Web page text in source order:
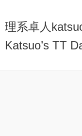
理系卓人
Katsuo’s TT